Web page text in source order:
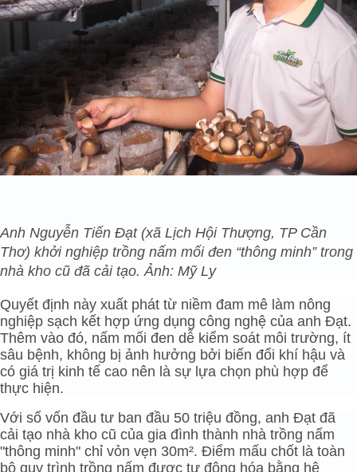
Anh Nguyễn Tiến Đạt (xã Lịch Hội Thượng, TP Cần
Thơ) khởi nghiệp trồng nấm mối đen “thông minh” trong
nhà kho cũ đã cải tạo. Ảnh: Mỹ Ly
Quyết định này xuất phát từ niềm đam mê làm nông
nghiệp sạch kết hợp ứng dụng công nghệ của anh Đạt.
Thêm vào đó, nấm mối đen dễ kiểm soát môi trường, ít
sâu bệnh, không bị ảnh hưởng bởi biến đổi khí hậu và
có giá trị kinh tế cao nên là sự lựa chọn phù hợp để
thực hiện.
Với số vốn đầu tư ban đầu 50 triệu đồng, anh Đạt đã
cải tạo nhà kho cũ của gia đình thành nhà trồng nấm
"thông minh" chỉ vỏn vẹn 30m². Điểm mấu chốt là toàn
bộ quy trình trồng nấm được tự động hóa bằng hệ